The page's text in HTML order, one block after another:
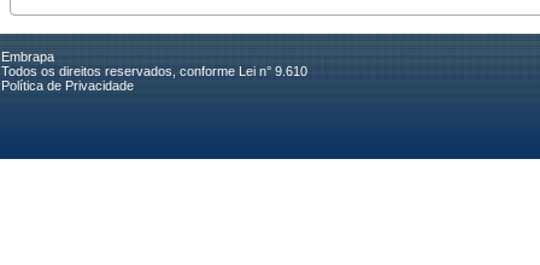
Embrapa
Todos os direitos reservados, conforme Lei n° 9.610
Política de Privacidade